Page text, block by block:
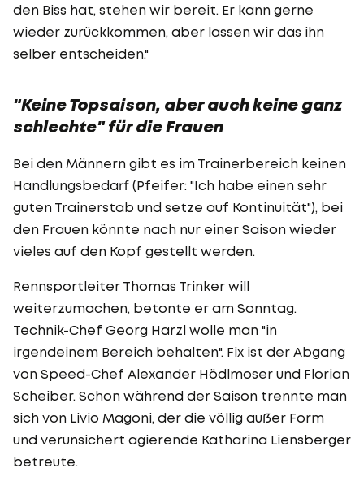
den Biss hat, stehen wir bereit. Er kann gerne
wieder zurückkommen, aber lassen wir das ihn
selber entscheiden."
"Keine Topsaison, aber auch keine ganz
schlechte" für die Frauen
Bei den Männern gibt es im Trainerbereich keinen
Handlungsbedarf (Pfeifer: "Ich habe einen sehr
guten Trainerstab und setze auf Kontinuität"), bei
den Frauen könnte nach nur einer Saison wieder
vieles auf den Kopf gestellt werden.
Rennsportleiter Thomas Trinker will
weiterzumachen, betonte er am Sonntag.
Technik-Chef Georg Harzl wolle man "in
irgendeinem Bereich behalten". Fix ist der Abgang
von Speed-Chef Alexander Hödlmoser und Florian
Scheiber. Schon während der Saison trennte man
sich von Livio Magoni, der die völlig außer Form
und verunsichert agierende Katharina Liensberger
betreute.